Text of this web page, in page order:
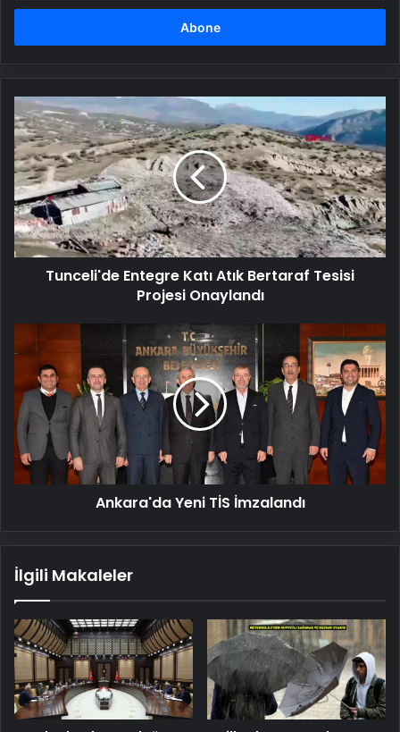
adresinizi
Tunceli'de
Entegre
Katı
Atık
Bertaraf
Tesisi
Projesi
Onaylandı
Tunceli'de Entegre Katı Atık Bertaraf Tesisi
Projesi Onaylandı
Yeni
İmzalandı
Ankara'da Yeni TİS İmzalandı
İlgili Makaleler